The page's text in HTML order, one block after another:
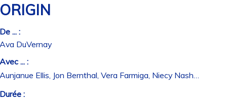
... :
DuVernay
... :
Ellis, Jon Bernthal, Vera Farmiga, Niecy Nash…
: